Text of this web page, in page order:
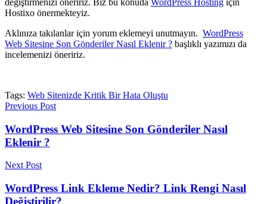
Hostixo önermekteyiz.
Aklınıza takılanlar için yorum eklemeyi unutmayın. WordPress
Web Sitesine Son Gönderiler Nasıl Eklenir ? başlıklı yazımızı da
incelemenizi öneririz.
Tags: Web Sitenizde Kritik Bir Hata Oluştu
Previous Post
WordPress Web Sitesine Son Gönderiler Nasıl
Eklenir ?
Next Post
WordPress Link Ekleme Nedir? Link Rengi Nasıl
Değiştirilir?